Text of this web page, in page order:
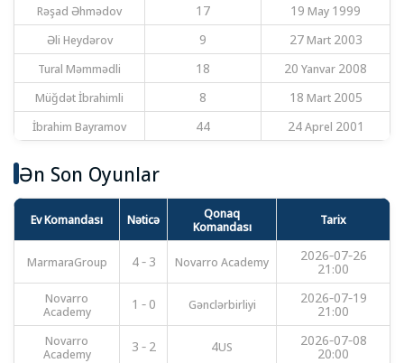
Rəşad Əhmədov
17
19 May 1999
Əli Heydərov
9
27 Mart 2003
Tural Məmmədli
18
20 Yanvar 2008
Müğdət İbrahimli
8
18 Mart 2005
İbrahim Bayramov
44 24 Aprel 2001
Ən Son Oyunlar
Ev Komandası Nəticə Qonaq
Komandası Tarix
MarmaraGroup 4 - 3 Novarro Academy 2026-07-26
21:00
Novarro
Academy 1 - 0 Gənclərbirliyi 2026-07-19
21:00
Novarro
Academy 3 - 2 4US 2026-07-08
20:00